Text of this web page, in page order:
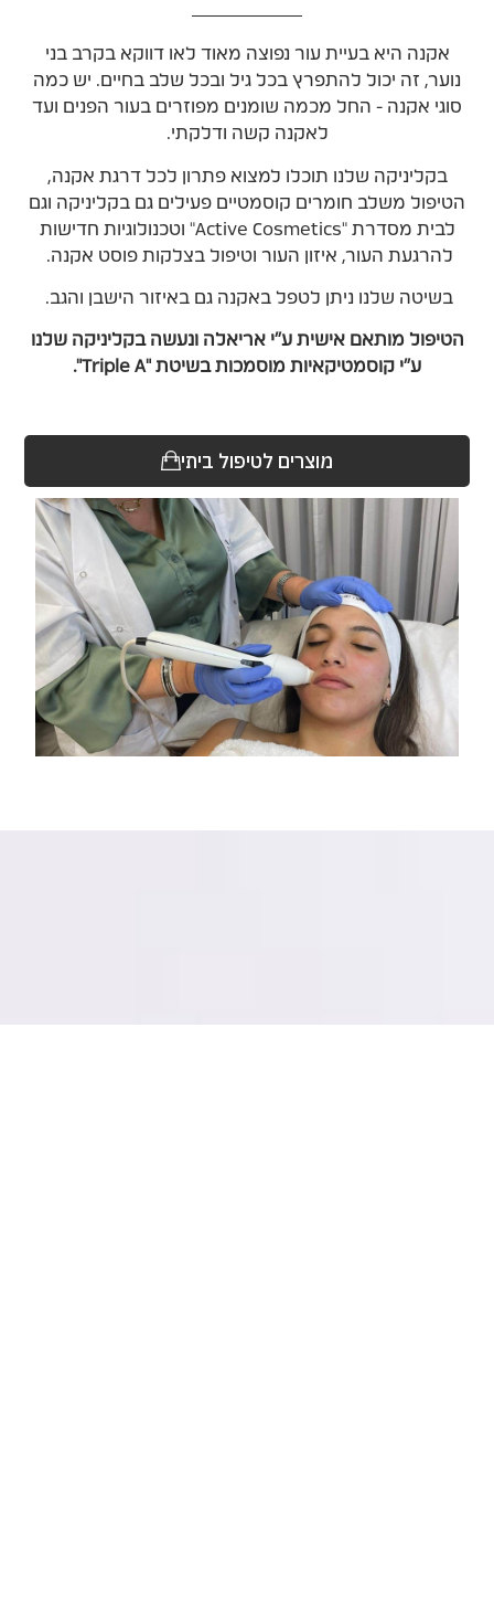
אקנה היא בעיית עור נפוצה מאוד לאו דווקא בקרב בני
נוער, זה יכול להתפרץ בכל גיל ובכל שלב בחיים. יש כמה
סוגי אקנה - החל מכמה שומנים מפוזרים בעור הפנים ועד
לאקנה קשה ודלקתי.
בקליניקה שלנו תוכלו למצוא פתרון לכל דרגת אקנה,
הטיפול משלב חומרים קוסמטיים פעילים גם בקליניקה וגם
לבית מסדרת "Active Cosmetics" וטכנולוגיות חדישות
להרגעת העור, איזון העור וטיפול בצלקות פוסט אקנה.
בשיטה שלנו ניתן לטפל באקנה גם באיזור הישבן והגב.
הטיפול מותאם אישית ע"י אריאלה ונעשה בקליניקה שלנו
ע"י קוסמטיקאיות מוסמכות בשיטת "Triple A".
מוצרים לטיפול ביתי